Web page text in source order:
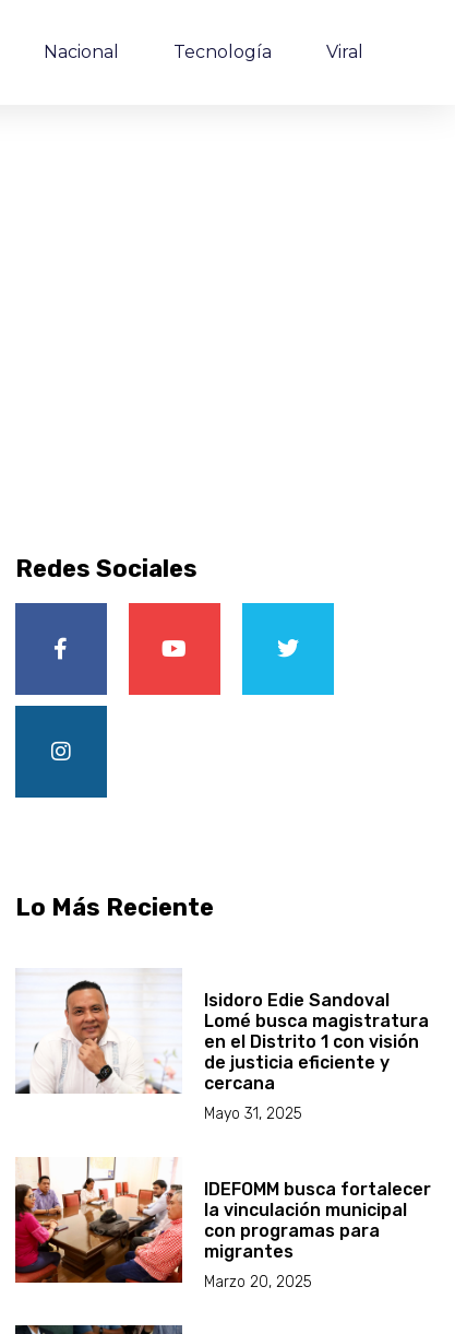
Nacional Tecnología Viral
Redes Sociales
Lo Más Reciente
Isidoro Edie Sandoval
Lomé busca magistratura
en el Distrito 1 con visión
de justicia eficiente y
cercana
Mayo 31, 2025
IDEFOMM busca fortalecer
la vinculación municipal
con programas para
migrantes
Marzo 20, 2025